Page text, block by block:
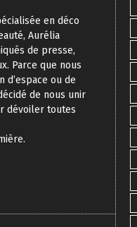
en déco
Aurélia
de presse,
Parce que nous
d’espace ou de
de nous unir
dévoiler toutes